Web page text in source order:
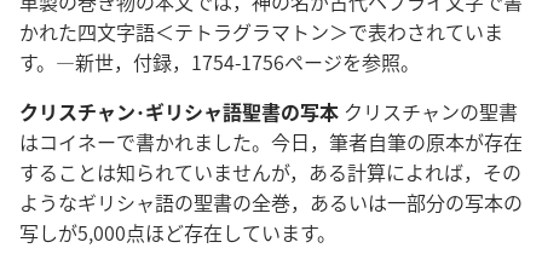
かれた四文字語＜テトラグラマトン＞で表わされていま
す。―新世，付録，1754-1756ページを参照。
クリスチャン･ギリシャ語聖書の写本
はコイネーで書かれました。今日，筆者自筆の原本が存在
することは知られていませんが，ある計算によれば，その
ようなギリシャ語の聖書の全巻，あるいは一部分の写本の
写しが5,000点ほど存在しています。